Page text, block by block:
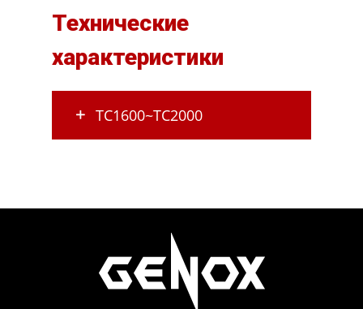
Технические
характеристики
ТС1600~ТС2000